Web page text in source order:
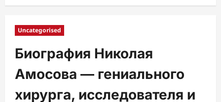
Uncategorised
Биография Николая
Амосова — гениального
хирурга, исследователя и